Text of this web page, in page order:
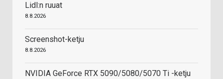
Lidl:n ruuat
8.8.2026
Screenshot-ketju
8.8.2026
NVIDIA GeForce RTX 5090/5080/5070 Ti -ketju